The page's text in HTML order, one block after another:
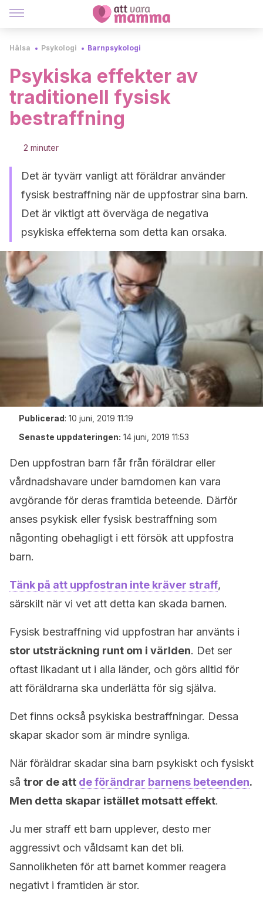
Hälsa Psykologi Barnpsykologi
Psykiska effekter av
traditionell fysisk
bestraffning
2 minuter
Det är tyvärr vanligt att föräldrar använder
fysisk bestraffning när de uppfostrar sina barn.
Det är viktigt att överväga de negativa
psykiska effekterna som detta kan orsaka.
Publicerad: 10 juni, 2019 11:19
Senaste uppdateringen: 14 juni, 2019 11:53
Den uppfostran barn får från föräldrar eller
vårdnadshavare under barndomen kan vara
avgörande för deras framtida beteende. Därför
anses psykisk eller fysisk bestraffning som
någonting obehagligt i ett försök att uppfostra
barn.
Tänk på att uppfostran inte kräver straff,
särskilt när vi vet att detta kan skada barnen.
Fysisk bestraffning vid uppfostran har använts i
stor utsträckning runt om i världen. Det ser
oftast likadant ut i alla länder, och görs alltid för
att föräldrarna ska underlätta för sig själva.
Det finns också psykiska bestraffningar. Dessa
skapar skador som är mindre synliga.
När föräldrar skadar sina barn psykiskt och fysiskt
så tror de att de förändrar barnens beteenden.
Men detta skapar istället motsatt effekt.
Ju mer straff ett barn upplever, desto mer
aggressivt och våldsamt kan det bli.
Sannolikheten för att barnet kommer reagera
negativt i framtiden är stor.